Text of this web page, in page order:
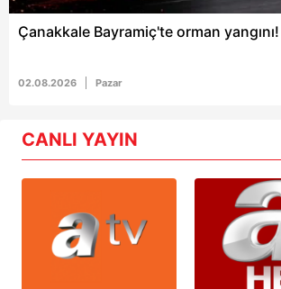
Çanakkale Bayramiç'te orman yangını!
02.08.2026 Pazar
CANLI YAYIN